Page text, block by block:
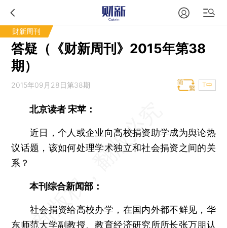
财新周刊
答疑（《财新周刊》2015年第38
期）
2015年09月28日第38期 T中
北京读者 宋苹：
近日，个人或企业向高校捐资助学成为舆论热
议话题，该如何处理学术独立和社会捐资之间的关
系？
本刊综合新闻部：
社会捐资给高校办学，在国内外都不鲜见，华
东师范大学副教授、教育经济研究所所长张万朋认